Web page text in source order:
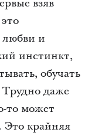
взяв
любви и
инстинкт,
обучать
даже
то может
Это крайняя